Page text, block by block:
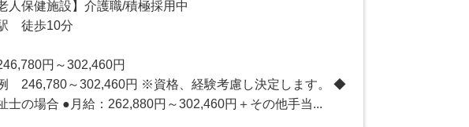
人保健施設】介護職/積極採用中
徒歩10分
円～302,460円
246,780～302,460円 ※資格、経験考慮し決定します。 ◆
士の場合 ●月給：262,880円～302,460円＋その他手当...